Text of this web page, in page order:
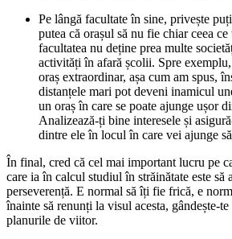
Pe lângă facultate în sine, privește
putea că orașul să nu fie chiar ceea
facultatea nu deține prea multe
activități în afară școlii. Spre
oraș extraordinar, așa cum am spus,
distanțele mari pot deveni inamicul
un oraș în care se poate ajunge ușor
Analizează-ți bine interesele și
dintre ele în locul în care vei ajunge
În final, cred că cel mai important lucru pe
care ia în calcul studiul în străinătate este să
perseverență. E normal să îți fie frică, e
înainte să renunți la visul acesta, gândește-
planurile de viitor.